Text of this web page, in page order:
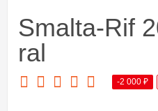
Smalta-Rif
ral
-2 000 ₽